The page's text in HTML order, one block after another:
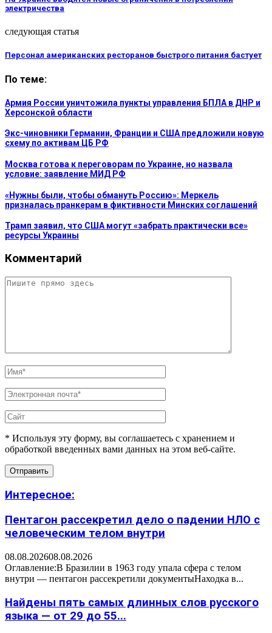
электричества
следующая статья
Персонал американских ресторанов быстрого питания бастует
По теме:
Армия России уничтожила пункты управления БПЛА в ДНР и
Херсонской области
Экс-чиновники Германии, Франции и США предложили новую
схему по активам ЦБ РФ
Москва готова к переговорам по Украине, но назвала
условие: заявление МИД РФ
«Нужны были, чтобы обмануть Россию»: Меркель
призналась пранкерам в фиктивности Минских соглашений
Трамп заявил, что США могут «забрать практически все»
ресурсы Украины
Комментарий
* Используя эту форму, вы соглашаетесь с хранением и
обработкой введенных вами данных на этом веб-сайте.
Интересное:
Пентагон рассекретил дело о падении НЛО с
человеческим телом внутри
08.08.202608.08.2026
Оглавление:В Бразилии в 1963 году упала сфера с телом
внутри — пентагон рассекретили документыНаходка в...
Найдены пять самых длинных слов русского
языка — от 29 до 55...